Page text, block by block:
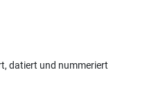
datiert und nummeriert